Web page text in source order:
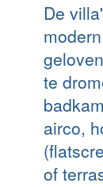
De
te
airco,
of